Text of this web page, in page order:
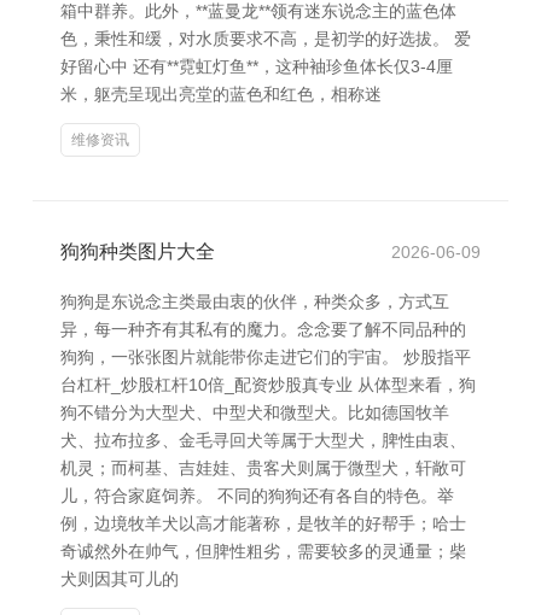
箱中群养。此外，**蓝曼龙**领有迷东说念主的蓝色体
色，秉性和缓，对水质要求不高，是初学的好选拔。 爱
好留心中 还有**霓虹灯鱼**，这种袖珍鱼体长仅3-4厘
米，躯壳呈现出亮堂的蓝色和红色，相称迷
维修资讯
狗狗种类图片大全 2026-06-09
狗狗是东说念主类最由衷的伙伴，种类众多，方式互
异，每一种齐有其私有的魔力。念念要了解不同品种的
狗狗，一张张图片就能带你走进它们的宇宙。 炒股指平
台杠杆_炒股杠杆10倍_配资炒股真专业 从体型来看，狗
狗不错分为大型犬、中型犬和微型犬。比如德国牧羊
犬、拉布拉多、金毛寻回犬等属于大型犬，脾性由衷、
机灵；而柯基、吉娃娃、贵客犬则属于微型犬，轩敞可
儿，符合家庭饲养。 不同的狗狗还有各自的特色。举
例，边境牧羊犬以高才能著称，是牧羊的好帮手；哈士
奇诚然外在帅气，但脾性粗劣，需要较多的灵通量；柴
犬则因其可儿的